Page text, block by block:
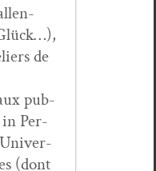
de
pub­
in Per­
Uni­ver­
(dont